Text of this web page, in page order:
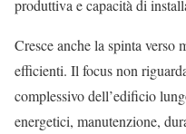
produttiva e capacità di
Cresce anche la spinta verso
efficienti. Il focus non
complessivo dell’edificio
energetici, manutenzione,